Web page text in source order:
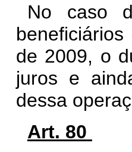
No caso
de 2009, o
juros e
dessa
Art. 80